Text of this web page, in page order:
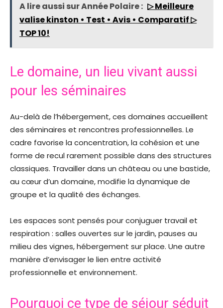
A lire aussi sur Année Polaire : ▷ Meilleure
valise kinston • Test • Avis • Comparatif ▷
TOP 10!
Le domaine, un lieu vivant aussi
pour les séminaires
Au-delà de l’hébergement, ces domaines accueillent
des séminaires et rencontres professionnelles. Le
cadre favorise la concentration, la cohésion et une
forme de recul rarement possible dans des structures
classiques. Travailler dans un château ou une bastide,
au cœur d’un domaine, modifie la dynamique de
groupe et la qualité des échanges.
Les espaces sont pensés pour conjuguer travail et
respiration : salles ouvertes sur le jardin, pauses au
milieu des vignes, hébergement sur place. Une autre
manière d’envisager le lien entre activité
professionnelle et environnement.
Pourquoi ce type de séjour séduit